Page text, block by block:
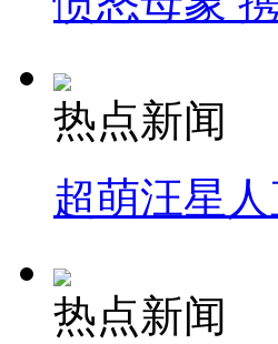
热点新闻
超萌汪星
热点新闻